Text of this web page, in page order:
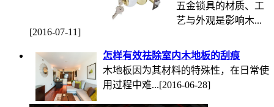
五金锁具的材质、工
艺与外观是影响木...
[2016-07-11]
怎样有效祛除室内木地板的刮痕
木地板因为其材料的特殊性，在日常使
用过程中难...[2016-06-28]